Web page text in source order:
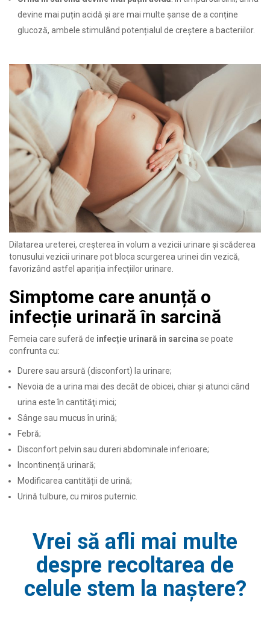
devine mai puțin acidă și are mai multe șanse de a conține
glucoză, ambele stimulând potențialul de creștere a bacteriilor.
Dilatarea ureterei, creșterea în volum a vezicii urinare și scăderea
tonusului vezicii urinare pot bloca scurgerea urinei din vezică,
favorizând astfel apariția infecțiilor urinare.
Simptome care anunță o
infecție urinară în sarcină
Femeia care suferă de infecție urinară in sarcina se poate
confrunta cu:
Durere sau arsură (disconfort) la urinare;
Nevoia de a urina mai des decât de obicei, chiar şi atunci când
urina este în cantităţi mici;
Sânge sau mucus în urină;
Febră;
Disconfort pelvin sau dureri abdominale inferioare;
Incontinență urinară;
Modificarea cantității de urină;
Urină tulbure, cu miros puternic.
Vrei să afli mai multe
despre recoltarea de
celule stem la naștere?